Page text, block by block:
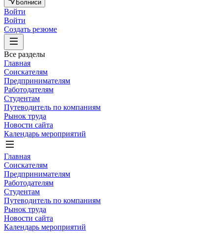
Болниси
Войти
Войти
Создать резюме
Все разделы
Главная
Соискателям
Предпринимателям
Работодателям
Студентам
Путеводитель по компаниям
Рынок труда
Новости сайта
Календарь мероприятий
Главная
Соискателям
Предпринимателям
Работодателям
Студентам
Путеводитель по компаниям
Рынок труда
Новости сайта
Календарь мероприятий